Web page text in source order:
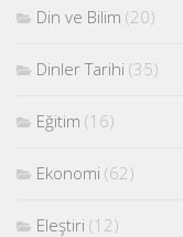
Din ve Bilim (20)
Dinler Tarihi (35)
Eğitim (16)
Ekonomi (62)
Eleştiri (12)